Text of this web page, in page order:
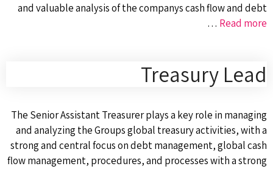
and valuable analysis of the companys cash flow and debt
… Read more
Treasury Lead
The Senior Assistant Treasurer plays a key role in managing
and analyzing the Groups global treasury activities, with a
strong and central focus on debt management, global cash
flow management, procedures, and processes with a strong